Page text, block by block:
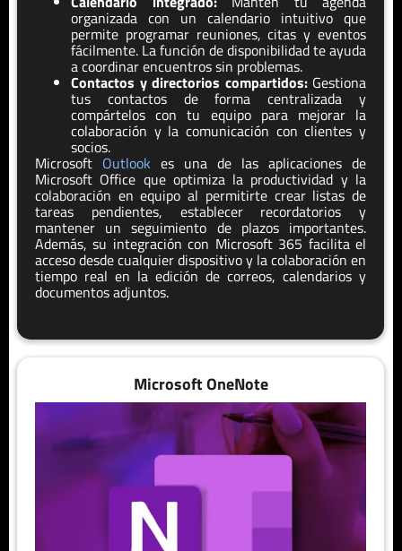
organizada con un calendario intuitivo que
permite programar reuniones, citas y eventos
fácilmente. La función de disponibilidad te ayuda
a coordinar encuentros sin problemas.
Contactos y directorios compartidos:Gestiona
tus contactos de forma centralizada y
compártelos con tu equipo para mejorar la
colaboración y la comunicación con clientes y
socios.
Microsoft Outlook es una de las aplicaciones de
Microsoft Office que optimiza la productividad y la
colaboración en equipo al permitirte crear listas de
tareas pendientes, establecer recordatorios y
mantener un seguimiento de plazos importantes.
Además, su integración con Microsoft 365 facilita el
acceso desde cualquier dispositivo y la colaboración en
tiempo real en la edición de correos, calendarios y
documentos adjuntos.
Microsoft OneNote